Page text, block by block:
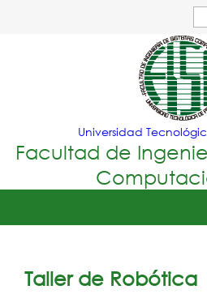
Jump to
Universidad
Facultad de
Menu
Nuestra
Taller de Robótica